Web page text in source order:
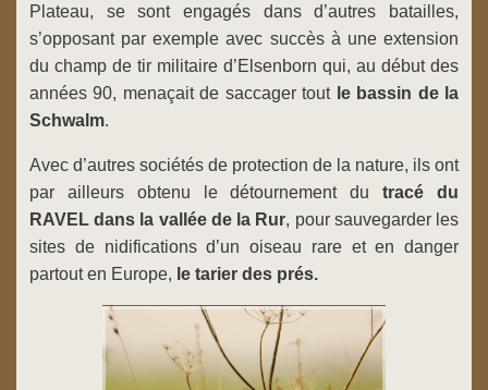
Plateau, se sont engagés dans d’autres batailles,
s’opposant par exemple avec succès à une extension
du champ de tir militaire d’Elsenborn qui, au début des
années 90, menaçait de saccager tout le bassin de la
Schwalm.
Avec d’autres sociétés de protection de la nature, ils ont
par ailleurs obtenu le détournement dutracé du
RAVEL dans la vallée de la Rur, pour sauvegarder les
sites de nidifications d’un oiseau rare et en danger
partout en Europe, le tarier des prés.